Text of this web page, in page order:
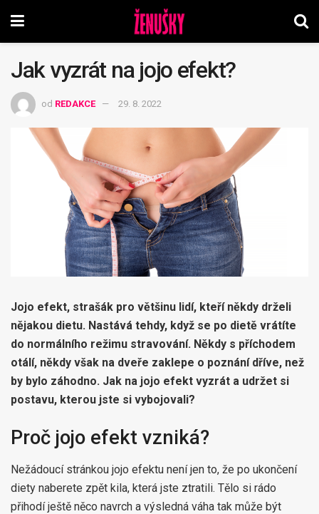
Jak vyzrát na jojo efekt?
od REDAKCE 29. 8. 2022
Jojo efekt, strašák pro většinu lidí, kteří někdy drželi
nějakou dietu. Nastává tehdy, když se po dietě vrátíte
do normálního režimu stravování. Někdy s příchodem
otálí, někdy však na dveře zaklepe o poznání dříve, než
by bylo záhodno. Jak na jojo efekt vyzrát a udržet si
postavu, kterou jste si vybojovali?
Proč jojo efekt vzniká?
Nežádoucí stránkou jojo efektu není jen to, že po ukončení
diety naberete zpět kila, která jste ztratili. Tělo si rádo
přihodí ještě něco navrch a výsledná váha tak může být